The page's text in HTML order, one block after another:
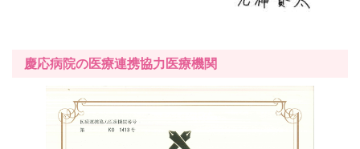
慶応病院の医療連携協力医療機関